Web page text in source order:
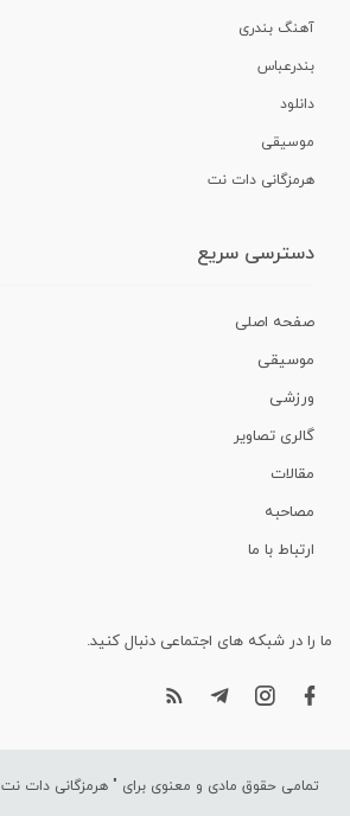
آهنگ بندری
بندرعباس
دانلود
موسیقی
هرمزگانی دات نت
دسترسی سریع
صفحه اصلی
موسیقی
ورزشی
گالری تصاویر
مقالات
مصاحبه
ارتباط با ما
ما را در شبکه های اجتماعی دنبال کنید.
تمامی حقوق مادی و معنوی برای " هرمزگانی دات نت